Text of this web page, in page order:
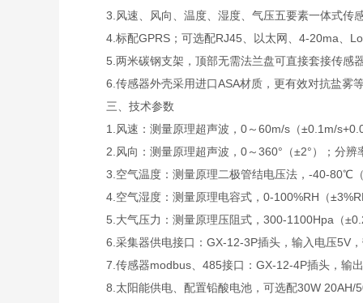
3.风速、风向、温度、湿度、气压五要素一体式传
4.标配GPRS；可选配RJ45、以太网、4-20ma、
5.两米碳钢支架，顶部无需法兰盘可直接套接传感
6.传感器外壳采用进口ASA材质，更有效对抗盐雾
三、技术参数
1.风速：测量原理超声波，0～60m/s（±0.1m/
2.风向：测量原理超声波，0～360°（±2°）；分辨
3.空气温度：测量原理二极管结电压法，-40-80℃
4.空气湿度：测量原理电容式，0-100%RH（
5.大气压力：测量原理压阻式，300-1100Hpa（
6.采集器供电接口：GX-12-3P插头，输入电压5V，
7.传感器modbus、485接口：GX-12-4P插头，输出
8.太阳能供电、配置铅酸电池，可选配30W 20AH/